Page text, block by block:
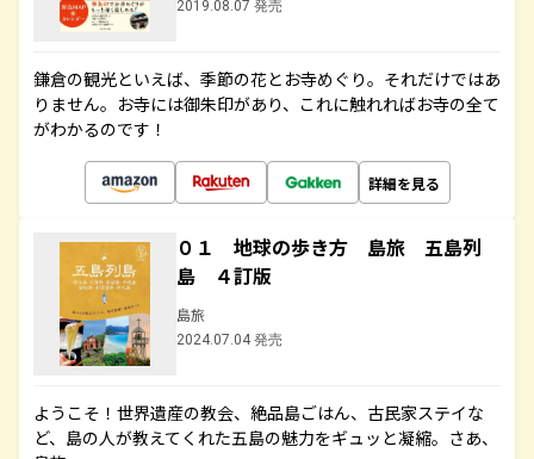
2019.08.07 発売
鎌倉の観光といえば、季節の花とお寺めぐり。それだけではあ
りません。お寺には御朱印があり、これに触れればお寺の全て
がわかるのです！
詳細を見る
０１ 地球の歩き方 島旅 五島列
島 ４訂版
島旅
2024.07.04 発売
ようこそ！世界遺産の教会、絶品島ごはん、古民家ステイな
ど、島の人が教えてくれた五島の魅力をギュッと凝縮。さあ、